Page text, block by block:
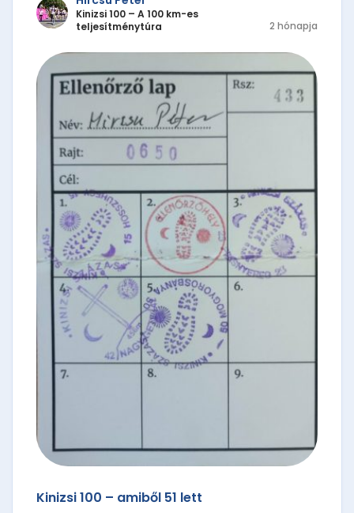
Kinizsi 100 – A 100 km-es
teljesítménytúra
2 hónapja
Kinizsi 100 – amiből 51 lett